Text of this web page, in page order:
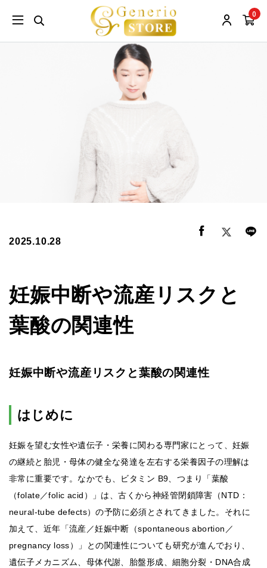
0
2025.10.28
妊娠中断や流産リスクと
葉酸の関連性
妊娠中断や流産リスクと葉酸の関連性
はじめに
妊娠を望む女性や遺伝子・栄養に関わる専門家にとって、妊娠
の継続と胎児・母体の健全な発達を左右する栄養因子の理解は
非常に重要です。なかでも、ビタミン B9、つまり「葉酸
（folate／folic acid）」は、古くから神経管閉鎖障害（NTD：
neural-tube defects）の予防に必須とされてきました。それに
加えて、近年「流産／妊娠中断（spontaneous abortion／
pregnancy loss）」との関連性についても研究が進んでおり、
遺伝子メカニズム、母体代謝、胎盤形成、細胞分裂・DNA合成